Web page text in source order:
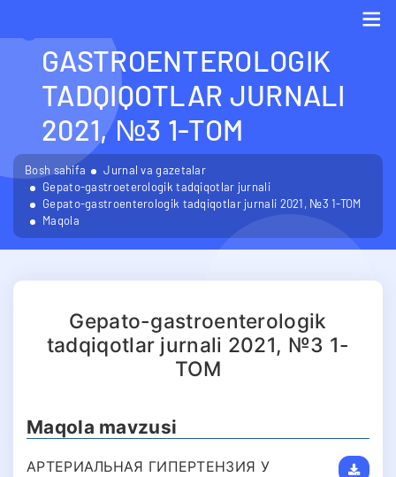
GASTROENTEROLOGIK
TADQIQOTLAR JURNALI
2021, №3 1-TOM
Bosh sahifa
Jurnal va gazetalar
Gepato-gastroeterologik tadqiqotlar jurnali
Gepato-gastroenterologik tadqiqotlar jurnali 2021, №3 1-TOM
Maqola
Gepato-gastroenterologik
tadqiqotlar jurnali 2021, №3 1-
TOM
Maqola mavzusi
АРТЕРИАЛЬНАЯ ГИПЕРТЕНЗИЯ У